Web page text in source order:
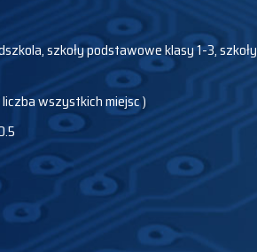
szkoły podstawowe klasy 1-3, szkoły
wszystkich miejsc )